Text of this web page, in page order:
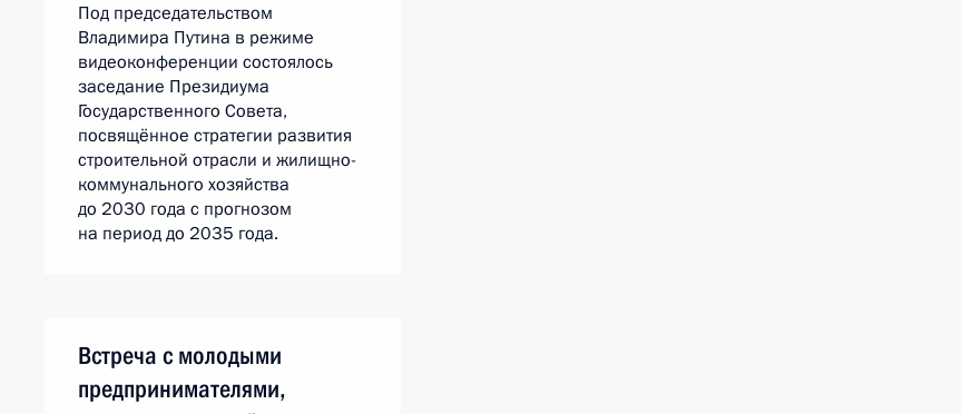
Под председательством
Владимира Путина в режиме
видеоконференции состоялось
заседание Президиума
Государственного Совета,
посвящённое стратегии развития
строительной отрасли и жилищно-
коммунального хозяйства
до 2030 года с прогнозом
на период до 2035 года.
Встреча с молодыми
предпринимателями,